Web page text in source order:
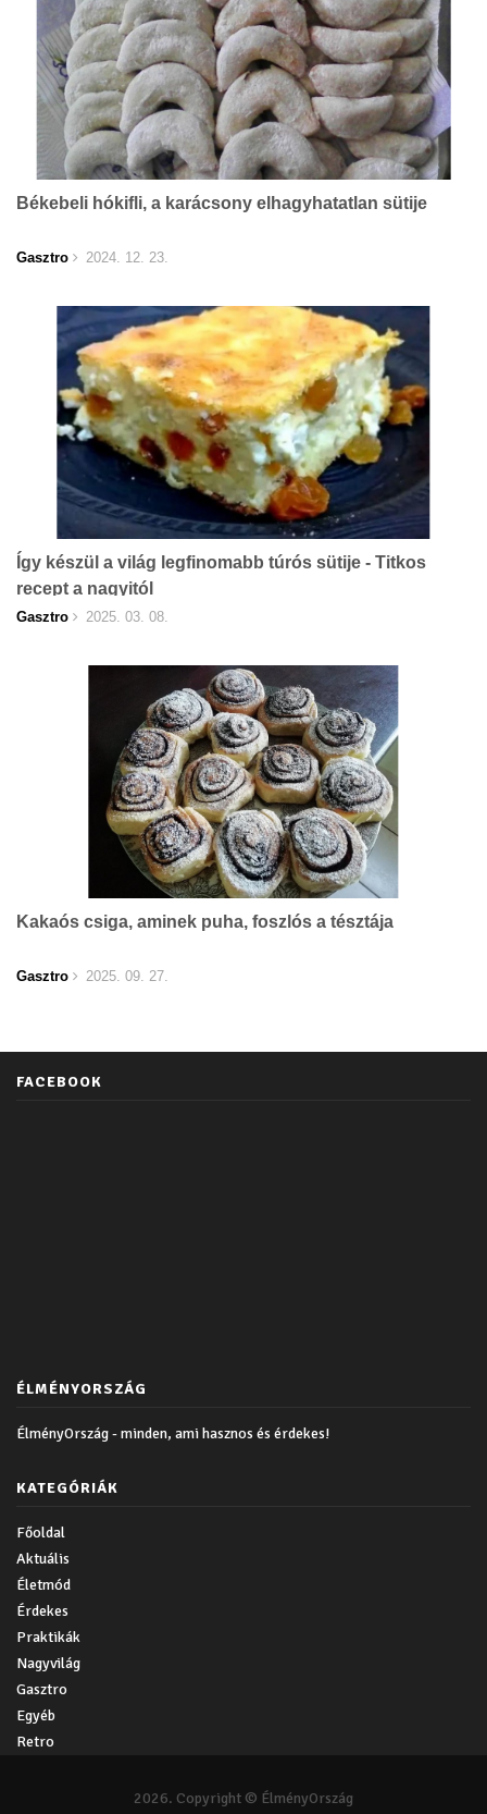
Békebeli hókifli, a karácsony elhagyhatatlan sütije
Gasztro 2024. 12. 23.
Így készül a világ legfinomabb túrós sütije - Titkos
recept a nagyitól
Gasztro 2025. 03. 08.
Kakaós csiga, aminek puha, foszlós a tésztája
Gasztro 2025. 09. 27.
FACEBOOK
ÉLMÉNYORSZÁG
ÉlményOrszág - minden, ami hasznos és érdekes!
KATEGÓRIÁK
Főoldal
Aktuális
Életmód
Érdekes
Praktikák
Nagyvilág
Gasztro
Egyéb
Retro
2026. Copyright © ÉlményOrszág